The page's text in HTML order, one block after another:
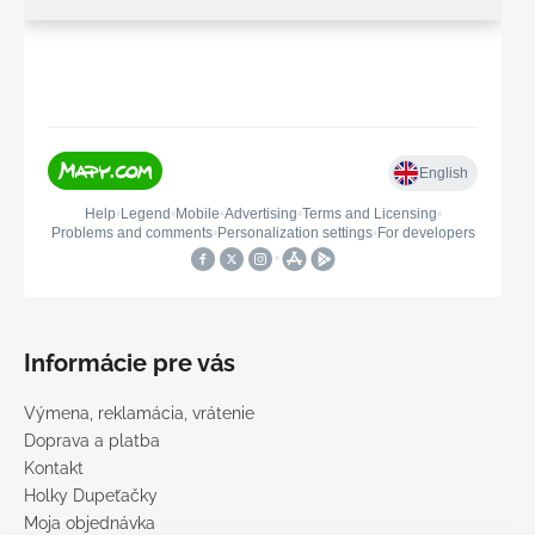
Informácie pre vás
Výmena, reklamácia, vrátenie
Doprava a platba
Kontakt
Holky Dupeťačky
Moja objednávka